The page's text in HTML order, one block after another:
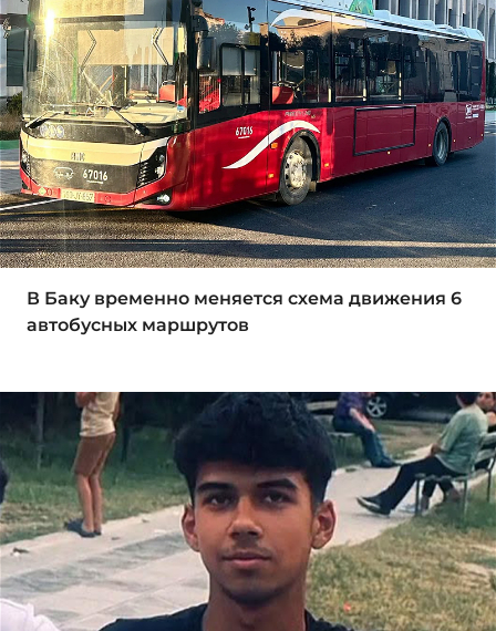
В Баку временно меняется схема движения 6
автобусных маршрутов